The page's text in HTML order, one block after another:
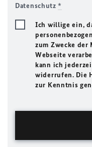
Datenschutz*
Ich willige ein,
zum Zwecke
Webseite
kann ich
widerrufen. Die
zur Kenntnis